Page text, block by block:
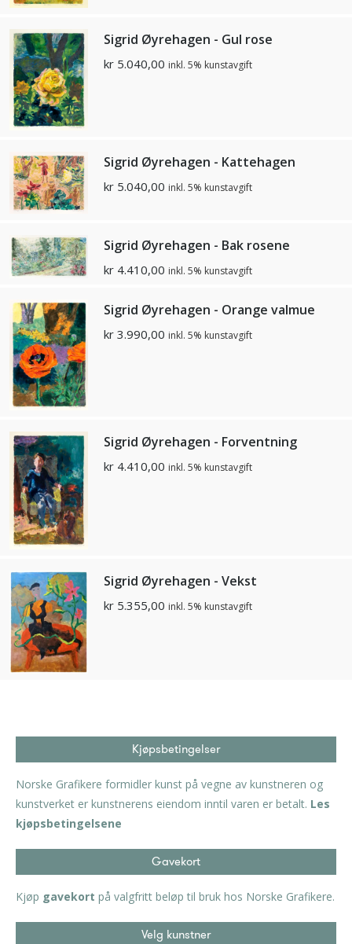
Sigrid Øyrehagen - Gul rose
kr 5.040,00 inkl. 5% kunstavgift
Sigrid Øyrehagen - Kattehagen
kr 5.040,00 inkl. 5% kunstavgift
Sigrid Øyrehagen - Bak rosene
kr 4.410,00 inkl. 5% kunstavgift
Sigrid Øyrehagen - Orange valmue
kr 3.990,00 inkl. 5% kunstavgift
Sigrid Øyrehagen - Forventning
kr 4.410,00 inkl. 5% kunstavgift
Sigrid Øyrehagen - Vekst
kr 5.355,00 inkl. 5% kunstavgift
Kjøpsbetingelser
Norske Grafikere formidler kunst på vegne av kunstneren og
kunstverket er kunstnerens eiendom inntil varen er betalt. Les
kjøpsbetingelsene
Gavekort
Kjøp gavekort på valgfritt beløp til bruk hos Norske Grafikere.
Velg kunstner